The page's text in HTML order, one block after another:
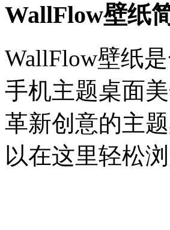
WallFlow壁纸
WallFlow壁纸
手机主题桌面
革新创意的主
以在这里轻松